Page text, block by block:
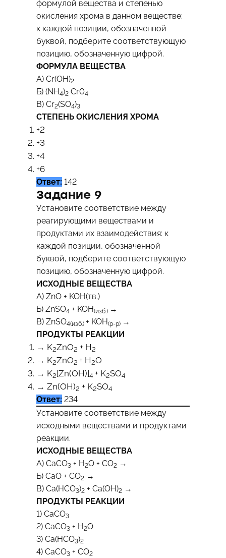
формулой вещества и степенью
окисления хрома в данном веществе:
к каждой позиции, обозначенной
буквой, подберите соответствующую
позицию, обозначенную цифрой.
ФОРМУЛА ВЕЩЕСТВА
A) Сr(ОH)2
Б) (NH4)2Cr04
B) Cr2(SO4)3
СТЕПЕНЬ ОКИСЛЕНИЯ ХРОМА
+2
+3
+4
+6
Ответ: 142
Задание 9
Установите соответствие между
реагирующими веществами и
продуктами их взаимодействия: к
каждой позиции, обозначенной
буквой, подберите соответствующую
позицию, обозначенную цифрой.
ИСХОДНЫЕ ВЕЩЕСТВА
А) ZnO + KOH(тв.)
Б) ZnSO4 + KOH(изб.) →
В) ZnSO4(изб.) + KOH(р-р) →
ПРОДУКТЫ РЕАКЦИИ
→ K2ZnО2 + H2
→ K2ZnО2 + H2О
→ K2 [Zn(OH)]4 + K2SO4
→ Zn(OH)2 + K2SO4
Ответ: 234
Установите соответствие между
исходными веществами и продуктами
реакции.
ИСХОДНЫЕ ВЕЩЕСТВА
А) СаСО3+ Н2О + СО2→
Б) СаО + СО2→
В) Са(НСО3)2+ Са(ОН)2→
ПРОДУКТЫ РЕАКЦИИ
1) СаСО3
2) СаСО3+ Н2О
3) Са(HCO3)2
4) СаСО3+ СО2